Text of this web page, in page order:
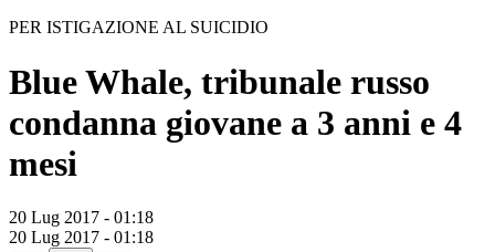
PER ISTIGAZIONE AL SUICIDIO
Blue Whale, tribunale russo
condanna giovane a 3 anni e 4
mesi
20 Lug 2017 - 01:18
20 Lug 2017 - 01:18